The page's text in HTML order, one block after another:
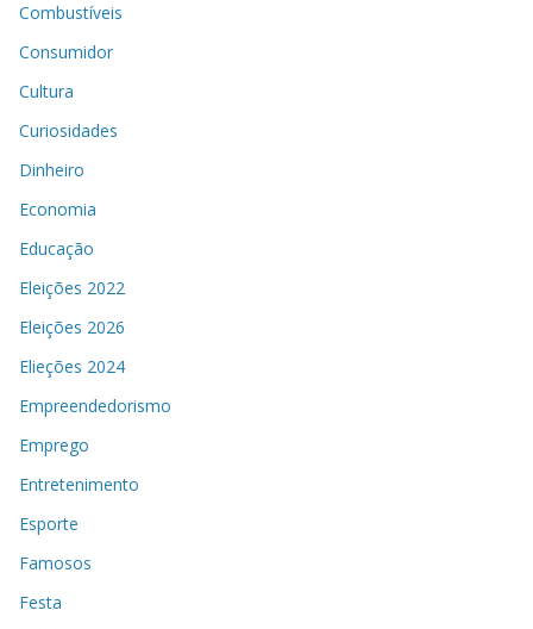
Combustíveis
Consumidor
Cultura
Curiosidades
Dinheiro
Economia
Educação
Eleições 2022
Eleições 2026
Elieções 2024
Empreendedorismo
Emprego
Entretenimento
Esporte
Famosos
Festa